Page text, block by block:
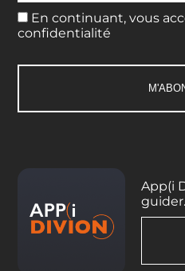
En continuant, vous
confidentialité
App(i
guider.